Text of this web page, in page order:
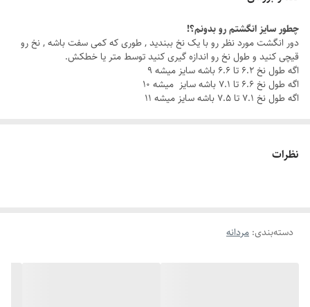
با این ست مردانه شیک ، چه تو یه جلسه کاری باشی، چه تو یه قرار دوستانه،
همیشه یه قدم از بقیه جلوتری.
چرا این ست خاصه؟
دستبند قابل تنظیم: سایز دستبند رو به راحتی با مچ دستت تنظیم کن و از
چطور سایز انگشتم رو بدونم؟!
دور انگشت مورد نظر رو با یک نخ ببندید , طوری که کمی سفت باشه , نخ رو
قیچی کنید و طول نخ رو اندازه گیری کنید توسط متر یا خطکش.
اگه طول نخ ۶.۲ تا ۶.۶ باشه سایز میشه ۹
اگه طول نخ ۶.۶ تا ۷.۱ باشه سایز میشه ۱۰
اگه طول نخ ۷.۱ تا ۷.۵ باشه سایز میشه ۱۱
نظرات
دسته‌بندی: مردانه